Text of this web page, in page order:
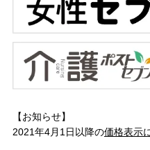
【お知らせ】
2021年4月1日以降の価格表示